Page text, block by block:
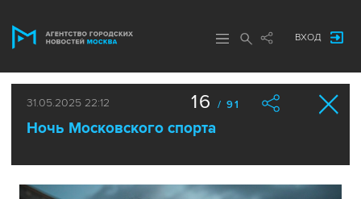
ВХОД
31.05.2025 22:12
Ночь Московского спорта
16 / 91